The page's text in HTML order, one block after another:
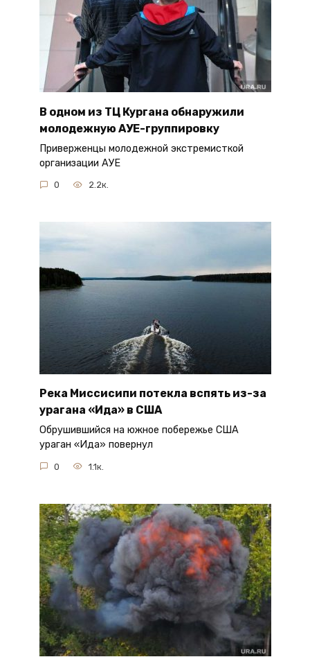
В одном из ТЦ Кургана обнаружили
молодежную АУЕ-группировку
Приверженцы молодежной экстремисткой
организации АУЕ
0 2.2к.
Река Миссисипи потекла вспять из-за
урагана «Ида» в США
Обрушившийся на южное побережье США
ураган «Ида» повернул
0 1.1к.